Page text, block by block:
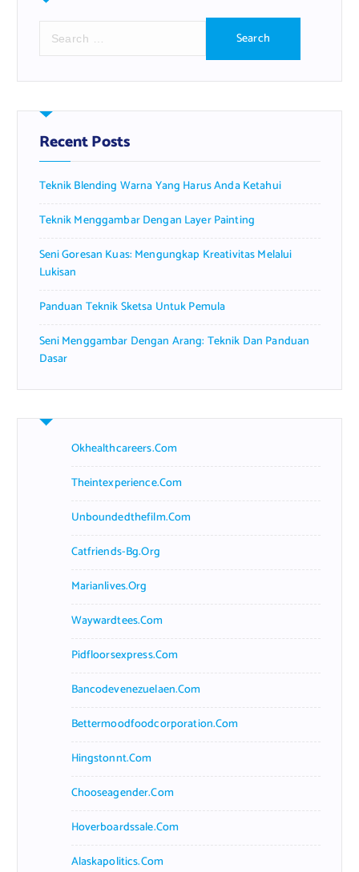
r
h
f
o
:
Recent Posts
Teknik Blending Warna Yang Harus Anda Ketahui
Teknik Menggambar Dengan Layer Painting
Seni Goresan Kuas: Mengungkap Kreativitas Melalui
Lukisan
Panduan Teknik Sketsa Untuk Pemula
Seni Menggambar Dengan Arang: Teknik Dan Panduan
Dasar
Okhealthcareers.com
Theintexperience.com
Unboundedthefilm.com
Catfriends-Bg.org
Marianlives.org
Waywardtees.com
Pidfloorsexpress.com
Bancodevenezuelaen.com
Bettermoodfoodcorporation.com
Hingstonnt.com
Chooseagender.com
Hoverboardssale.com
Alaskapolitics.com